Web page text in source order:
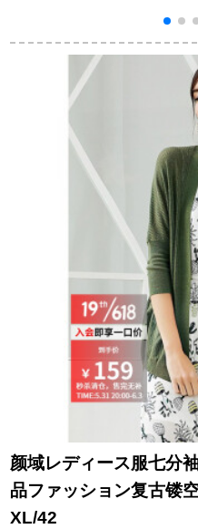
のしゃちとゆかいか
いレース125色。
长袖セ
颜域レディース服七分
品ファッション复古镂
XL/42